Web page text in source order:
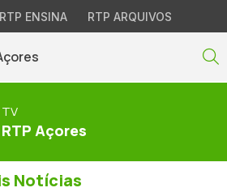
RTP ENSINA RTP ARQUIVOS
TV
RTP Açores
Notícias